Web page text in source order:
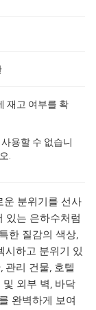
재고 여부를 확
용할 수 없습니
.
운 분위기를 선사
있는 은하수처럼
한 질감의 색상,
시하고 분위기 있
관리 건물, 호텔
외부 벽, 바닥
완벽하게 보여